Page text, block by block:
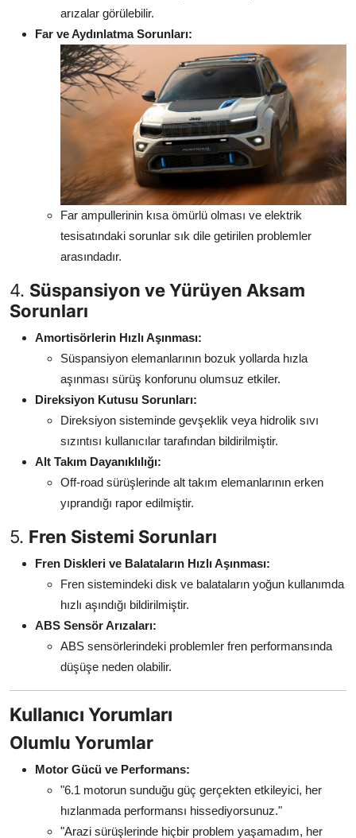
arızalar görülebilir.
Far ve Aydınlatma Sorunları:
Far ampullerinin kısa ömürlü olması ve elektrik
tesisatındaki sorunlar sık dile getirilen problemler
arasındadır.
4. Süspansiyon ve Yürüyen Aksam
Sorunları
Amortisörlerin Hızlı Aşınması:
Süspansiyon elemanlarının bozuk yollarda hızla
aşınması sürüş konforunu olumsuz etkiler.
Direksiyon Kutusu Sorunları:
Direksiyon sisteminde gevşeklik veya hidrolik sıvı
sızıntısı kullanıcılar tarafından bildirilmiştir.
Alt Takım Dayanıklılığı:
Off-road sürüşlerinde alt takım elemanlarının erken
yıprandığı rapor edilmiştir.
5. Fren Sistemi Sorunları
Fren Diskleri ve Balataların Hızlı Aşınması:
Fren sistemindeki disk ve balataların yoğun kullanımda
hızlı aşındığı bildirilmiştir.
ABS Sensör Arızaları:
ABS sensörlerindeki problemler fren performansında
düşüşe neden olabilir.
Kullanıcı Yorumları
Olumlu Yorumlar
Motor Gücü ve Performans:
"6.1 motorun sunduğu güç gerçekten etkileyici, her
hızlanmada performansı hissediyorsunuz."
"Arazi sürüşlerinde hiçbir problem yaşamadım, her